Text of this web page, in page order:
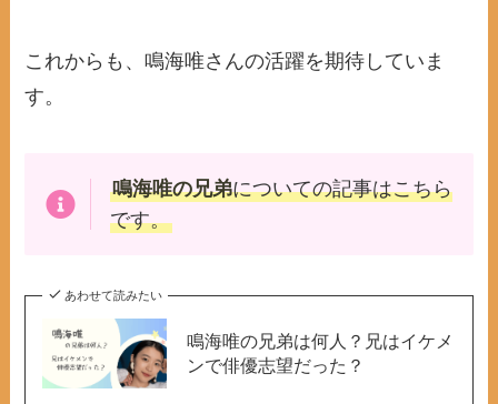
これからも、鳴海唯さんの活躍を期待していま
す。
鳴海唯の兄弟についての記事はこちら
です。
あわせて読みたい
鳴海唯の兄弟は何人？兄はイケメ
ンで俳優志望だった？